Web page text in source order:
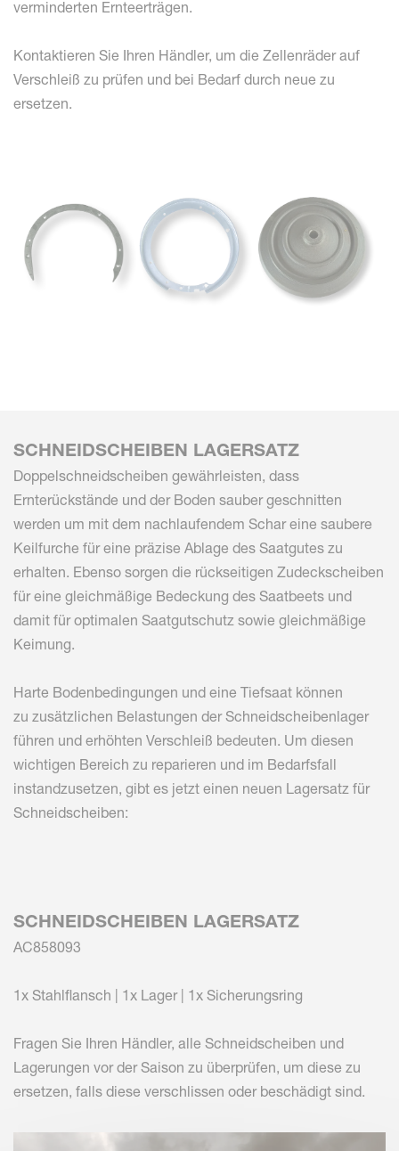
verminderten Ernteerträgen.
Kontaktieren Sie Ihren Händler, um die Zellenräder auf
Verschleiß zu prüfen und bei Bedarf durch neue zu
ersetzen.
SCHNEIDSCHEIBEN LAGERSATZ
Doppelschneidscheiben gewährleisten, dass
Ernterückstände und der Boden sauber geschnitten
werden um mit dem nachlaufendem Schar eine saubere
Keilfurche für eine präzise Ablage des Saatgutes zu
erhalten. Ebenso sorgen die rückseitigen Zudeckscheiben
für eine gleichmäßige Bedeckung des Saatbeets und
damit für optimalen Saatgutschutz sowie gleichmäßige
Keimung.
Harte Bodenbedingungen und eine Tiefsaat können
zu zusätzlichen Belastungen der Schneidscheibenlager
führen und erhöhten Verschleiß bedeuten. Um diesen
wichtigen Bereich zu reparieren und im Bedarfsfall
instandzusetzen, gibt es jetzt einen neuen Lagersatz für
Schneidscheiben:
SCHNEIDSCHEIBEN LAGERSATZ
AC858093
1x Stahlflansch | 1x Lager | 1x Sicherungsring
Fragen Sie Ihren Händler, alle Schneidscheiben und
Lagerungen vor der Saison zu überprüfen, um diese zu
ersetzen, falls diese verschlissen oder beschädigt sind.